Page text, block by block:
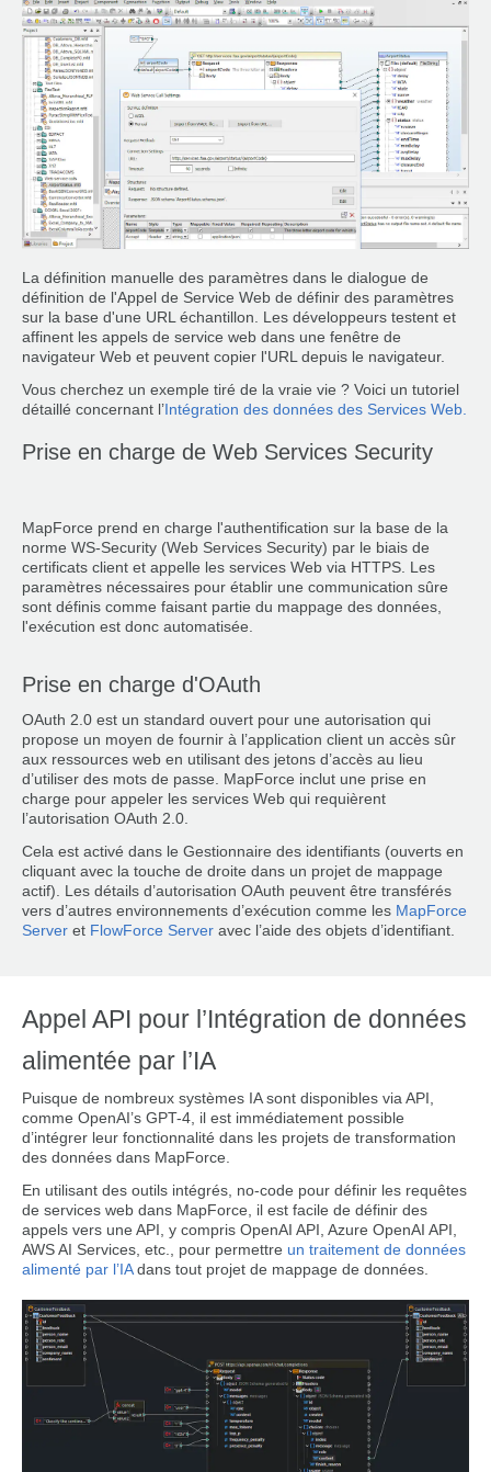
La définition manuelle des paramètres dans le dialogue de
définition de l'Appel de Service Web de définir des paramètres
sur la base d'une URL échantillon. Les développeurs testent et
affinent les appels de service web dans une fenêtre de
navigateur Web et peuvent copier l'URL depuis le navigateur.
Vous cherchez un exemple tiré de la vraie vie ? Voici un tutoriel
détaillé concernant l’ Intégration des données des Services Web.
Prise en charge de Web Services Security
MapForce prend en charge l'authentification sur la base de la
norme WS-Security (Web Services Security) par le biais de
certificats client et appelle les services Web via HTTPS. Les
paramètres nécessaires pour établir une communication sûre
sont définis comme faisant partie du mappage des données,
l'exécution est donc automatisée.
Prise en charge d'OAuth
OAuth 2.0 est un standard ouvert pour une autorisation qui
propose un moyen de fournir à l’application client un accès sûr
aux ressources web en utilisant des jetons d’accès au lieu
d’utiliser des mots de passe. MapForce inclut une prise en
charge pour appeler les services Web qui requièrent
l’autorisation OAuth 2.0.
Cela est activé dans le Gestionnaire des identifiants (ouverts en
cliquant avec la touche de droite dans un projet de mappage
actif). Les détails d’autorisation OAuth peuvent être transférés
vers d’autres environnements d’exécution comme les MapForce
Server et FlowForce Server avec l’aide des objets d’identifiant.
Appel API pour l’Intégration de données
alimentée par l’IA
Puisque de nombreux systèmes IA sont disponibles via API,
comme OpenAI’s GPT-4, il est immédiatement possible
d’intégrer leur fonctionnalité dans les projets de transformation
des données dans MapForce.
En utilisant des outils intégrés, no-code pour définir les requêtes
de services web dans MapForce, il est facile de définir des
appels vers une API, y compris OpenAI API, Azure OpenAI API,
AWS AI Services, etc., pour permettre un traitement de données
alimenté par l’IAdans tout projet de mappage de données.